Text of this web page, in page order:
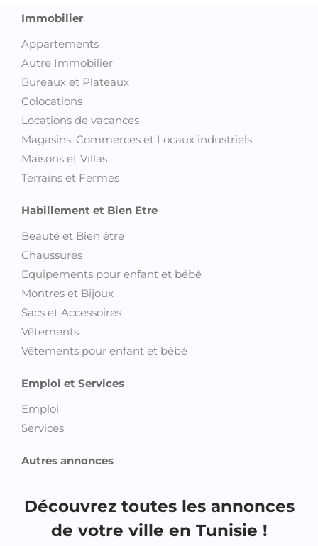
Immobilier
Appartements
Autre Immobilier
Bureaux et Plateaux
Colocations
Locations de vacances
Magasins, Commerces et Locaux industriels
Maisons et Villas
Terrains et Fermes
Habillement et Bien Etre
Beauté et Bien être
Chaussures
Equipements pour enfant et bébé
Montres et Bijoux
Sacs et Accessoires
Vêtements
Vêtements pour enfant et bébé
Emploi et Services
Emploi
Services
Autres annonces
Découvrez toutes les annonces
de votre ville en Tunisie !